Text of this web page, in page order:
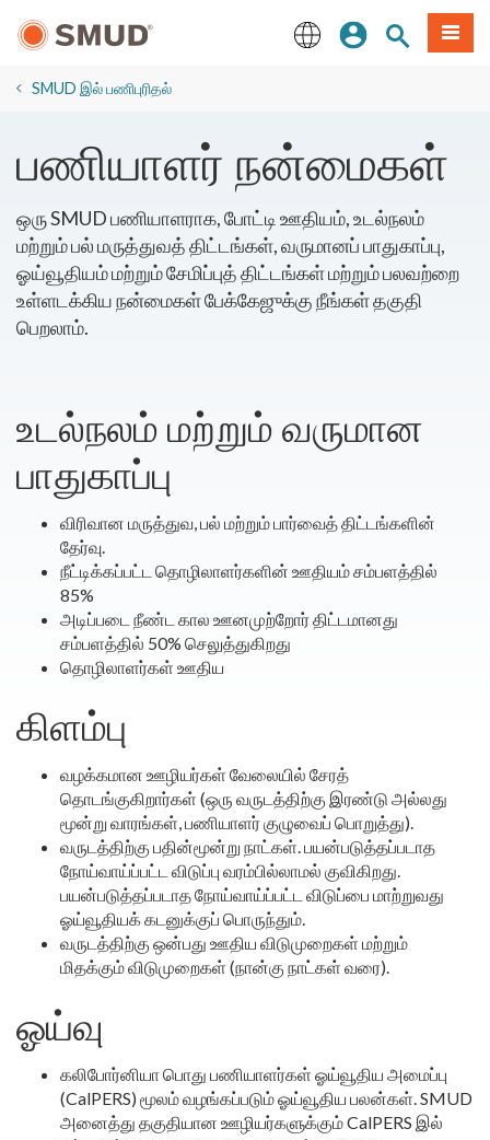
உள்ளடக்கத்திற்கு
உள்நுழையவும்
தளத் தேடல்
​SMUD இல் பணிபுரிதல்
பணியாளர் நன்மைகள்
ஒரு SMUD பணியாளராக, போட்டி ஊதியம், உடல்நலம்
மற்றும் பல் மருத்துவத் திட்டங்கள், வருமானப் பாதுகாப்பு,
ஓய்வூதியம் மற்றும் சேமிப்புத் திட்டங்கள் மற்றும் பலவற்றை
உள்ளடக்கிய நன்மைகள் பேக்கேஜுக்கு நீங்கள் தகுதி
பெறலாம்.
உடல்நலம் மற்றும் வருமான
பாதுகாப்பு
விரிவான மருத்துவ, பல் மற்றும் பார்வைத் திட்டங்களின்
தேர்வு.
நீட்டிக்கப்பட்ட தொழிலாளர்களின் ஊதியம் சம்பளத்தில்
85%
அடிப்படை நீண்ட கால ஊனமுற்றோர் திட்டமானது
சம்பளத்தில் 50% செலுத்துகிறது
தொழிலாளர்கள் ஊதிய
கிளம்பு
வழக்கமான ஊழியர்கள் வேலையில் சேரத்
தொடங்குகிறார்கள் (ஒரு வருடத்திற்கு இரண்டு அல்லது
மூன்று வாரங்கள், பணியாளர் குழுவைப் பொறுத்து).
வருடத்திற்கு பதின்மூன்று நாட்கள். பயன்படுத்தப்படாத
நோய்வாய்ப்பட்ட விடுப்பு வரம்பில்லாமல் குவிகிறது.
பயன்படுத்தப்படாத நோய்வாய்ப்பட்ட விடுப்பை மாற்றுவது
ஓய்வூதியக் கடனுக்குப் பொருந்தும்.
வருடத்திற்கு ஒன்பது ஊதிய விடுமுறைகள் மற்றும்
மிதக்கும் விடுமுறைகள் (நான்கு நாட்கள் வரை).
ஓய்வு
கலிபோர்னியா பொது பணியாளர்கள் ஓய்வூதிய அமைப்பு
(CalPERS) மூலம் வழங்கப்படும் ஓய்வூதிய பலன்கள். SMUD
அனைத்து தகுதியான ஊழியர்களுக்கும் CalPERS இல்